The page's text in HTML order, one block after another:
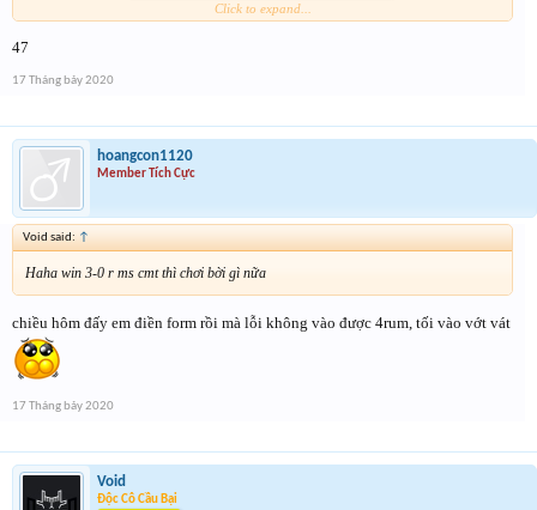
Click to expand...
47
17 Tháng bảy 2020
hoangcon1120
Member Tích Cực
Void said: ↑
Haha win 3-0 r ms cmt thì chơi bời gì nữa
chiều hôm đấy em điền form rồi mà lỗi không vào được 4rum, tối vào vớt vát
17 Tháng bảy 2020
Void
Độc Cô Cầu Bại